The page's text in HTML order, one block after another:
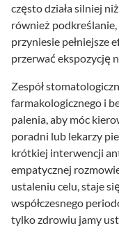
często działa silniej
również
przyniesie pełniejsze
przerwać ekspozycję
Zespół
farmakologicznego i
palenia, aby móc
poradni lub lekarzy
krótkiej interwencji
empatycznej
ustaleniu celu, staje
współczesnego
tylko zdrowiu jamy